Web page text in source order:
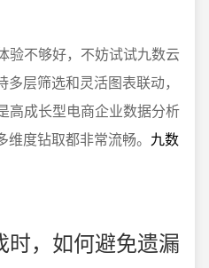
验不够好，不妨试试九数云
层筛选和灵活图表联动，
高成长型电商企业数据分析
度钻取都非常流畅。 九数
时，如何避免遗漏